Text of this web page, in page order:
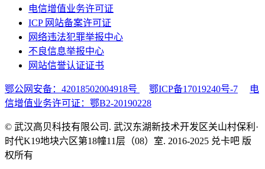
电信增值业务许可证
ICP 网站备案许可证
网络违法犯罪举报中心
不良信息举报中心
网站信誉认证证书
鄂公网安备：42018502004918号 鄂ICP备17019240号-7
电
信增值业务许可证：鄂B2-20190228
© 武汉高贝科技有限公司. 武汉东湖新技术开发区关山村保利·
时代K19地块六区第18幢11层（08）室. 2016-2025 兑卡吧 版
权所有